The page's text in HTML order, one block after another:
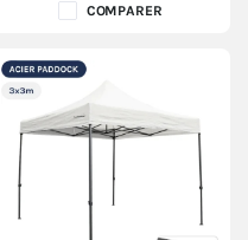
COMPARER